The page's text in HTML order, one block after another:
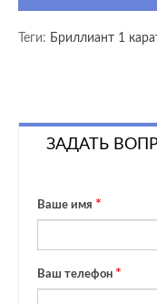
Теги: Бриллиант 1
ЗАДАТЬ
Ваше имя
Ваш телефон